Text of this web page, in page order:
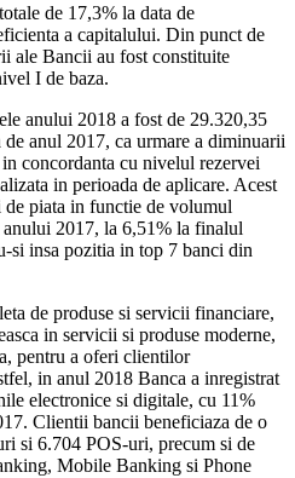
de 17,3% la data de
a capitalului. Din punct de
ale Bancii au fost constituite
I de baza.
anului 2018 a fost de 29.320,35
anul 2017, ca urmare a diminuarii
concordanta cu nivelul rezervei
in perioada de aplicare. Acest
de piata in functie de volumul
2017, la 6,51% la finalul
si insa pozitia in top 7 banci din
de produse si servicii financiare,
in servicii si produse moderne,
pentru a oferi clientilor
in anul 2018 Banca a inregistrat
electronice si digitale, cu 11%
Clientii bancii beneficiaza de o
si 6.704 POS-uri, precum si de
Mobile Banking si Phone